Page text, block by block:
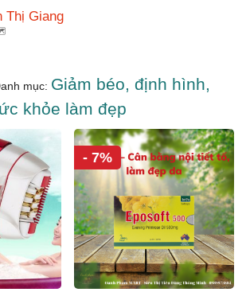
Thị Giang
mục: Giảm béo, định hình,
khỏe làm đẹp
- 7%